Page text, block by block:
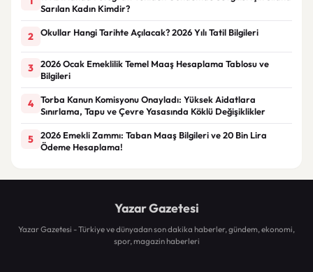
Sarılan Kadın Kimdir?
2 Okullar Hangi Tarihte Açılacak? 2026 Yılı Tatil Bilgileri
3
2026 Ocak Emeklilik Temel Maaş Hesaplama Tablosu ve
Bilgileri
4
Torba Kanun Komisyonu Onayladı: Yüksek Aidatlara
Sınırlama, Tapu ve Çevre Yasasında Köklü Değişiklikler
5
2026 Emekli Zammı: Taban Maaş Bilgileri ve 20 Bin Lira
Ödeme Hesaplama!
Yazar Gazetesi
Yazar Gazetesi - Türkiye ve dünyadan son dakika haberler, gündem, ekonomi,
spor, magazin haberleri